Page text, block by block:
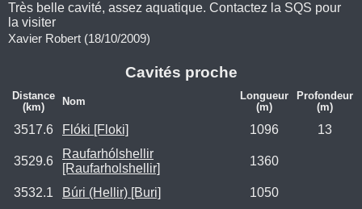
Très belle cavité, assez aquatique. Contactez la SQS pour
la visiter
Xavier Robert (18/10/2009)
Cavités proche
Distance
(km)
Nom
Longueur
(m)
Profondeur
(m)
3517.6 Flóki [Floki] 1096 13
3529.6
Raufarhólshellir
[Raufarholshellir]
1360
3532.1 Búri (Hellir) [Buri] 1050